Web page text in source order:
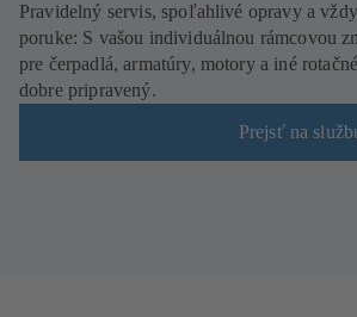
Pravidelný servis, spoľahlivé opravy a
poruke: S vašou individuálnou rámcovou
pre čerpadlá, armatúry, motory a iné
dobre pripravený.
Prejsť na